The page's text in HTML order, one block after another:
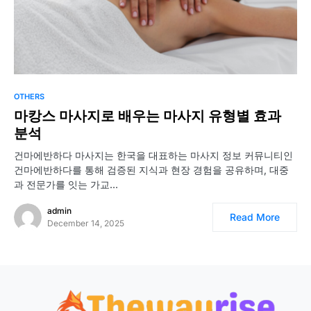
OTHERS
마캉스 마사지로 배우는 마사지 유형별 효과
분석
건마에반하다 마사지는 한국을 대표하는 마사지 정보 커뮤니티인
건마에반하다를 통해 검증된 지식과 현장 경험을 공유하며, 대중
과 전문가를 잇는 가교…
admin
December 14, 2025
Read More